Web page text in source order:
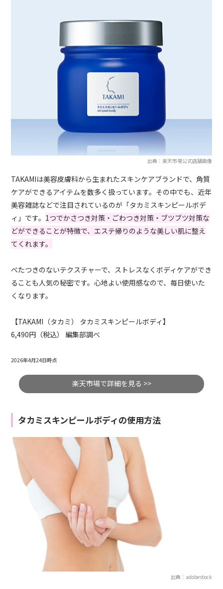
出典：楽天市場公式店舗画像
TAKAMIは美容皮膚科から生まれたスキンケアブランドで、角質
ケアができるアイテムを数多く扱っています。その中でも、近年
美容雑誌などで注目されているのが「タカミスキンピールボデ
ィ」です。 1つでかさつき対策・ごわつき対策・ブツブツ対策な
どができることが特徴で、エステ帰りのような美しい肌に整え
てくれます。
べたつきのないテクスチャーで、ストレスなくボディケアができ
ることも人気の秘密です。心地よい使用感なので、毎日使いた
くなります。
【TAKAMI（タカミ） タカミスキンピールボディ】
6,490円（税込） 編集部調べ
2026年4月24日時点
楽天市場で詳細を見る >>
タカミスキンピールボディの使用方法
出典：adobestock